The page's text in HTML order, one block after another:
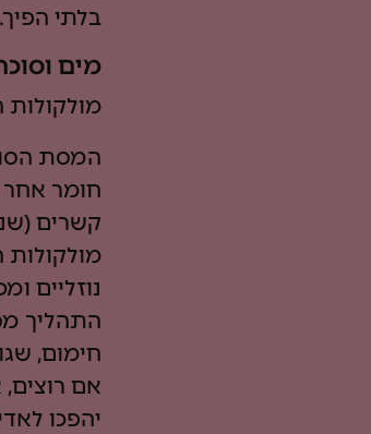
בלתי הפיך.
מים
מולקולות
המסת
חומר אחר
קשרים
מולקולות
נוזליים
התהליך
חימום,
אם
יהפכו